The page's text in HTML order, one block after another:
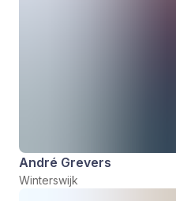
André Grevers
Winterswijk